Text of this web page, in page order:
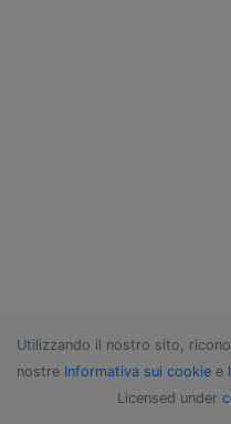
Utilizzando il nostro sito,
nostre Informativa sui cookie e
Licensed under